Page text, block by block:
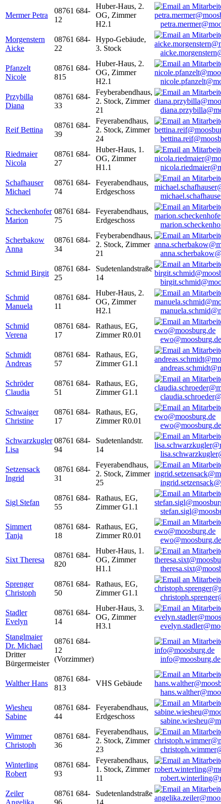
Mermer Petra
08761 684-
12
Huber-Haus, 2.
OG, Zimmer
H2.1
Morgenstern
Aicke
08761 684-
22
Hypo-Gebäude,
3. Stock
Pfanzelt
Nicole
08761 684-
815
Huber-Haus, 2.
OG, Zimmer
H2.1
Przybilla
Diana
08761 684-
33
Feyberabendhaus,
2. Stock, Zimmer
21
Reif Bettina
08761 684-
39
Feyerabendhaus,
2. Stock, Zimmer
24
Riedmaier
Nicola
08761 684-
27
Huber-Haus, 1.
OG, Zimmer
H1.1
Schafhauser
Michael
08761 684-
74
Feyerabendhaus,
Erdgeschoss
Scheckenhofer
Marion
08761 684-
75
Feyerabendhaus,
Erdgeschoss
Scherbakow
Anna
08761 684-
34
Feyberabendhaus,
2. Stock, Zimmer
21
Schmid Birgit
08761 684-
25
Sudetenlandstraße
14
Schmid
Manuela
08761 684-
11
Huber-Haus, 2.
OG, Zimmer
H2.1
Schmid
Verena
08761 684-
17
Rathaus, EG,
Zimmer R0.01
ewo@moosburg.de
Schmidt
Andreas
08761 684-
57
Rathaus, EG,
Zimmer G1.1
Schröder
Claudia
08761 684-
51
Rathaus, EG,
Zimmer G1.1
Schwaiger
Christine
08761 684-
17
Rathaus, EG,
Zimmer R0.01
ewo@moosburg.de
Schwarzkugler
Lisa
08761 684-
94
Sudetenlandstr.
14
Setzensack
Ingrid
08761 684-
31
Feyerabendhaus,
2. Stock, Zimmer
25
Sigl Stefan
08761 684-
55
Rathaus, EG,
Zimmer G1.1
Simmert
Tanja
08761 684-
18
Rathaus, EG,
Zimmer R0.01
ewo@moosburg.de
Sixt Theresa
08761 684-
820
Huber-Haus, 1.
OG, Zimmer
H1.1
Sprenger
Christoph
08761 684-
50
Rathaus, EG,
Zimmer G1.1
Stadler
Evelyn
08761 684-
14
Huber-Haus, 3.
OG, Zimmer
H3.1
Stanglmaier
Dr. Michael
Dritter
Bürgermeister
08761 684-
12
(Vorzimmer)
info@moosburg.de
Walther Hans
08761 684-
813
VHS Gebäude
Wiesheu
Sabine
08761 684-
44
Feyerabendhaus,
Erdgeschoss
Wimmer
Christoph
08761 684-
36
Feyerabendhaus,
2. Stock, Zimmer
23
Winterling
Robert
08761 684-
93
Feyerabendhaus,
1. Stock, Zimmer
11
Zeiler
Angelika
08761 684-
96
Sudetenlandstraße
14